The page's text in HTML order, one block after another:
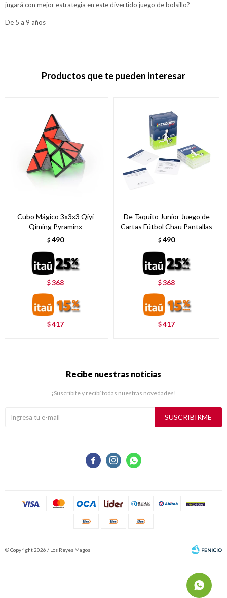
jugará con mejor estrategia en este divertido juego de bolsillo?
De 5 a 9 años
Productos que te pueden interesar
Cubo Mágico 3x3x3 Qiyi
Qiming Pyraminx
$ 490
$368
$417
De Taquito Junior Juego de
Cartas Fútbol Chau Pantallas
$ 490
$368
$417
  
Recibe nuestras noticias
¡Suscribite y recibí todas nuestras novedades!
SUSCRIBIRME
© Copyright 2026 / Los Reyes Magos